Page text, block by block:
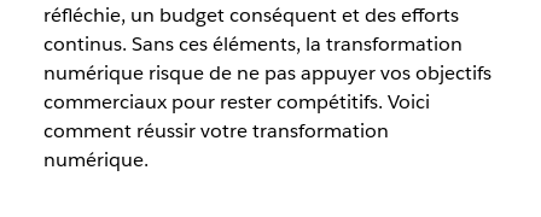
réfléchie, un budget conséquent et des efforts
continus. Sans ces éléments, la transformation
numérique risque de ne pas appuyer vos objectifs
commerciaux pour rester compétitifs. Voici
comment réussir votre transformation
numérique.